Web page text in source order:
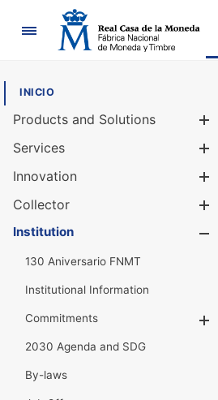
Navigation
INICIO
Products and Solutions
Services
Innovation
Collector
Institution
130 Aniversario FNMT
Institutional Information
Commitments
2030 Agenda and SDG
By-laws